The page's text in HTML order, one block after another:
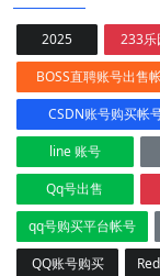
2025 233乐
BOSS直聘账号出售
CSDN账号购买帐
line 账号
Qq号出售
qq号购买平台帐号
QQ账号购买